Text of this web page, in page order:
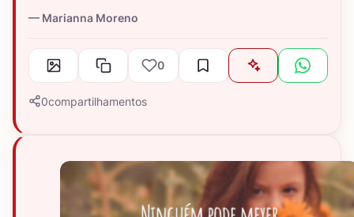
Marianna Moreno
0
0compartilhamentos